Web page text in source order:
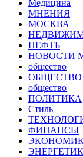
Медицина
МНЕНИЯ
МОСКВА
НЕФТЬ
НОВОСТИ
общество
ОБЩЕСТВО
общество
ПОЛИТИКА
Стиль
ФИНАНСЫ